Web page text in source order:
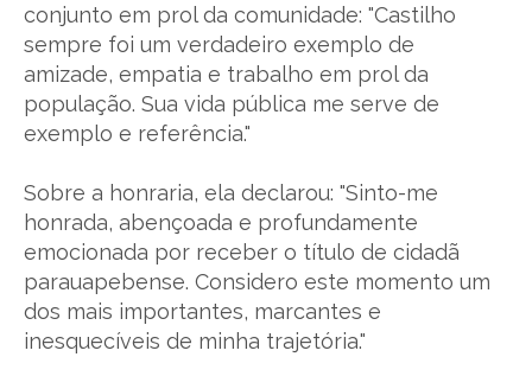
conjunto em prol da comunidade: "Castilho
sempre foi um verdadeiro exemplo de
amizade, empatia e trabalho em prol da
população. Sua vida pública me serve de
exemplo e referência."
Sobre a honraria, ela declarou: "Sinto-me
honrada, abençoada e profundamente
emocionada por receber o título de cidadã
parauapebense. Considero este momento um
dos mais importantes, marcantes e
inesquecíveis de minha trajetória."